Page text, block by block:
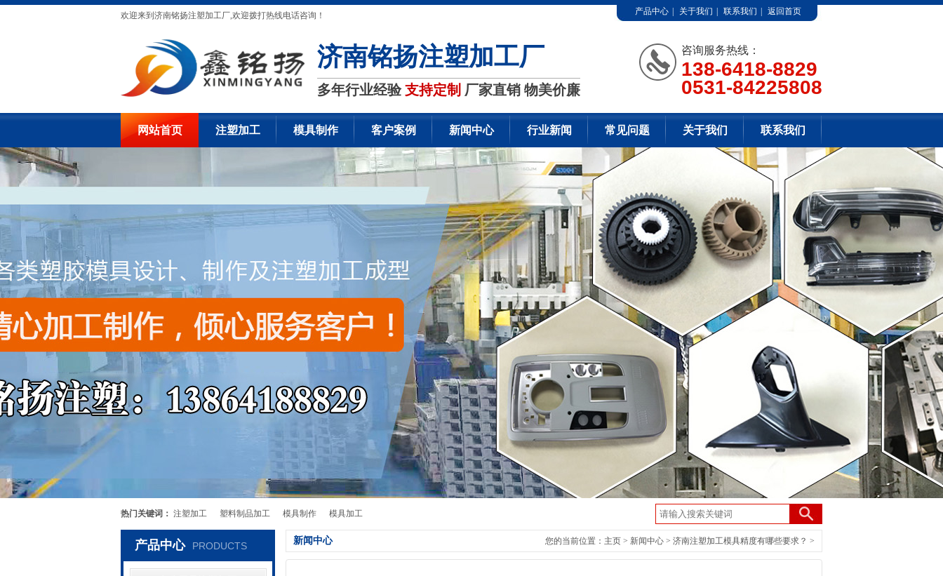
欢迎来到济南铭扬注塑加工厂,欢迎拨打热线电话咨询！ 产品中心 关于我们 联系我们 返回首页
济南铭扬注塑加工厂
多年行业经验支持定制 厂家直销 物美价廉
咨询服务热线：
138-6418-8829
0531-84225808
网站首页 注塑加工 模具制作 客户案例 新闻中心 行业新闻 常见问题 关于我们 联系我们
热门关键词： 注塑加工 塑料制品加工 模具制作 模具加工
产品中心 PRODUCTS 新闻中心 您的当前位置： 主页 > 新闻中心 > 济南注塑加工模具精度有哪些要求？ >